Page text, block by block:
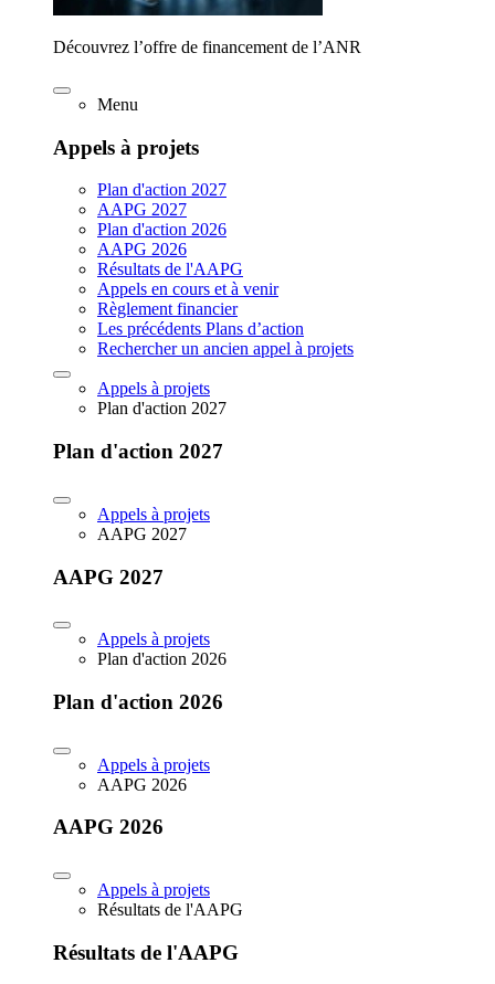
Découvrez l’offre de financement de l’ANR
Menu
Appels à projets
Plan d'action 2027
AAPG 2027
Plan d'action 2026
AAPG 2026
Résultats de l'AAPG
Appels en cours et à venir
Règlement financier
Les précédents Plans d’action
Rechercher un ancien appel à projets
Appels à projets
Plan d'action 2027
Plan d'action 2027
Appels à projets
AAPG 2027
AAPG 2027
Appels à projets
Plan d'action 2026
Plan d'action 2026
Appels à projets
AAPG 2026
AAPG 2026
Appels à projets
Résultats de l'AAPG
Résultats de l'AAPG